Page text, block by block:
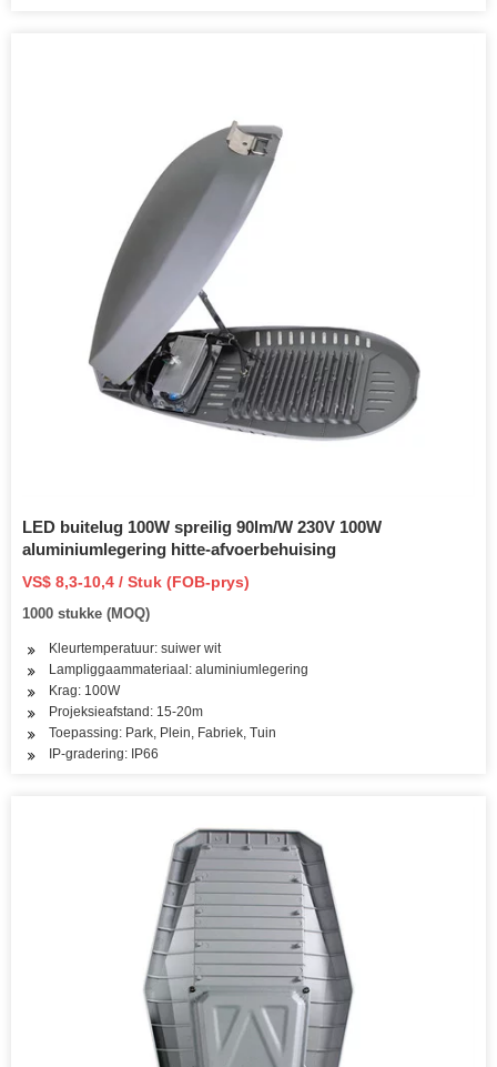
LED buitelug 100W spreilig 90lm/W 230V 100W
aluminiumlegering hitte-afvoerbehuising
VS$ 8,3-10,4 / Stuk (FOB-prys)
1000 stukke (MOQ)
Kleurtemperatuur: suiwer wit
Lampliggaammateriaal: aluminiumlegering
Krag: 100W
Projeksieafstand: 15-20m
Toepassing: Park, Plein, Fabriek, Tuin
IP-gradering: IP66